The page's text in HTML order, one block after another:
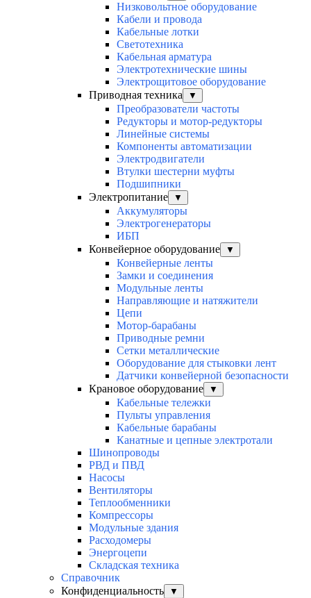
Низковольтное оборудование
Кабели и провода
Кабельные лотки
Светотехника
Кабельная арматура
Электротехнические шины
Электрощитовое оборудование
Приводная техника
▼
Преобразователи частоты
Редукторы и мотор-редукторы
Линейные системы
Компоненты автоматизации
Электродвигатели
Втулки шестерни муфты
Подшипники
Электропитание
▼
Аккумуляторы
Электрогенераторы
ИБП
Конвейерное оборудование
▼
Конвейерные ленты
Замки и соединения
Модульные ленты
Направляющие и натяжители
Цепи
Мотор-барабаны
Приводные ремни
Сетки металлические
Оборудование для стыковки лент
Датчики конвейерной безопасности
Крановое оборудование
▼
Кабельные тележки
Пульты управления
Кабельные барабаны
Канатные и цепные электротали
Шинопроводы
РВД и ПВД
Насосы
Вентиляторы
Теплообменники
Компрессоры
Модульные здания
Расходомеры
Энергоцепи
Складская техника
Справочник
Конфиденциальность
▼